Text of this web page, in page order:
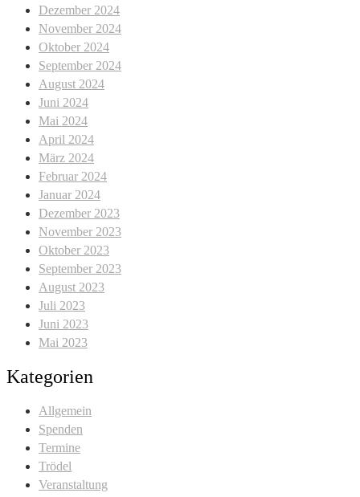
Dezember 2024
November 2024
Oktober 2024
September 2024
August 2024
Juni 2024
Mai 2024
April 2024
März 2024
Februar 2024
Januar 2024
Dezember 2023
November 2023
Oktober 2023
September 2023
August 2023
Juli 2023
Juni 2023
Mai 2023
Kategorien
Allgemein
Spenden
Termine
Trödel
Veranstaltung